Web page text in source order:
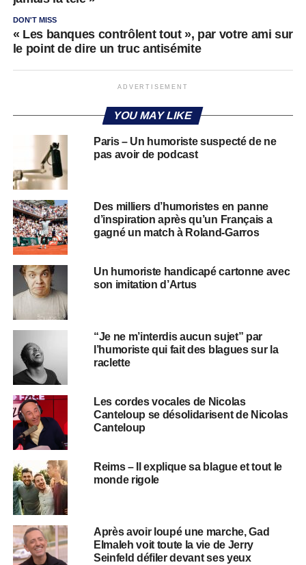
DON'T MISS
« Les banques contrôlent tout », par votre ami sur
le point de dire un truc antisémite
ADVERTISEMENT
YOU MAY LIKE
Paris – Un humoriste suspecté de ne
pas avoir de podcast
Des milliers d’humoristes en panne
d’inspiration après qu’un Français a
gagné un match à Roland-Garros
Un humoriste handicapé cartonne avec
son imitation d’Artus
“Je ne m’interdis aucun sujet” par
l’humoriste qui fait des blagues sur la
raclette
Les cordes vocales de Nicolas
Canteloup se désolidarisent de Nicolas
Canteloup
Reims – Il explique sa blague et tout le
monde rigole
Après avoir loupé une marche, Gad
Elmaleh voit toute la vie de Jerry
Seinfeld défiler devant ses yeux